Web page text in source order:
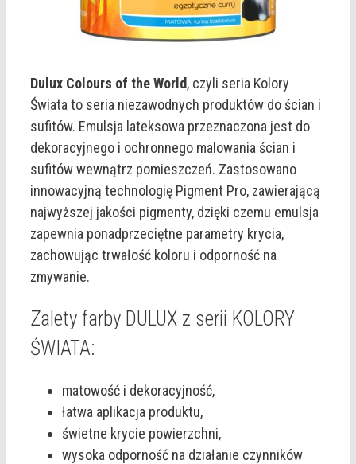
Dulux Colours of the World, czyli seria Kolory
Świata to seria niezawodnych produktów do ścian i
sufitów. Emulsja lateksowa przeznaczona jest do
dekoracyjnego i ochronnego malowania ścian i
sufitów wewnątrz pomieszczeń. Zastosowano
innowacyjną technologię Pigment Pro, zawierającą
najwyższej jakości pigmenty, dzięki czemu emulsja
zapewnia ponadprzeciętne parametry krycia,
zachowując trwałość koloru i odporność na
zmywanie.
Zalety farby DULUX z serii KOLORY
ŚWIATA:
matowość i dekoracyjność,
łatwa aplikacja produktu,
świetne krycie powierzchni,
wysoka odporność na działanie czynników